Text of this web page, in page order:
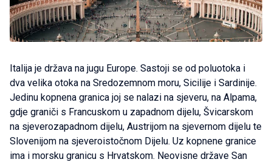
Italija je država na jugu Europe. Sastoji se od poluotoka i
dva velika otoka na Sredozemnom moru, Sicilije i Sardinije.
Jedinu kopnena granica joj se nalazi na sjeveru, na Alpama,
gdje graniči s Francuskom u zapadnom dijelu, Švicarskom
na sjeverozapadnom dijelu, Austrijom na sjevernom dijelu te
Slovenijom na sjeveroistočnom Dijelu. Uz kopnene granice
ima i morsku granicu s Hrvatskom. Neovisne države San